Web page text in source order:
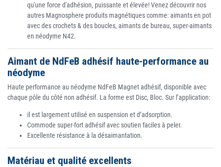
qu'une force d'adhésion, puissante et élevée! Venez découvrir nos
autres Magnosphere produits magnétiques comme: aimants en pot
avec des crochets & des boucles, aimants de bureau, super-aimants
en néodyme N42.
Aimant de NdFeB adhésif haute-performance au
néodyme
Haute performance au néodyme NdFeB Magnet adhésif, disponible avec
chaque pôle du côté non adhésif. La forme est Disc, Bloc. Sur l’application:
il est largement utilisé en suspension et d’adsorption.
Commode super-fort adhésif avec soutien faciles à peler.
Excellente résistance à la désaimantation.
Matériau et qualité excellents